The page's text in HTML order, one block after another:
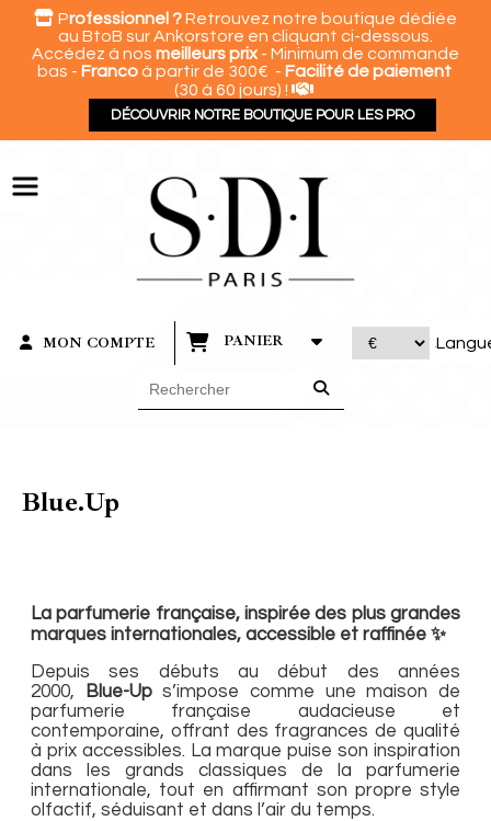
 Professionnel ?Retrouvez notre boutique dédiée
au BtoB sur Ankorstore en cliquant ci-dessous.
Accédez à nos meilleurs prix- Minimum de commande
bas - Francoà partir de 300€ - Facilité de paiement
(30 à 60 jours) ! 
DÉCOUVRIR NOTRE BOUTIQUE POUR LES PRO
MON COMPTE PANIER
Blue.Up
La parfumerie française, inspirée des plus grandes
marques internationales, accessible et raffinée ✨
Depuis ses débuts au début des années
2000,
Blue-Ups’impose comme une maison de
parfumerie française audacieuse et
contemporaine, offrant des fragrances de qualité
à prix accessibles. La marque puise son inspiration
dans les grands classiques de la parfumerie
internationale, tout en affirmant son propre style
olfactif, séduisant et dans l’air du temps.
Panneau de gestion des cookies